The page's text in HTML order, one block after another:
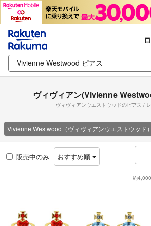
ヴィヴィアン(Vivienne
ヴィヴィアンウエストウッドのピアス /
Vivienne Westwood（ヴィヴィアンウエストウッド）
販売中のみ おすすめ順
約